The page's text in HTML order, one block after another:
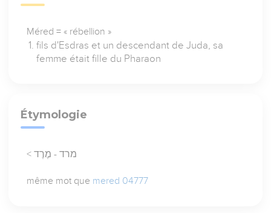
Méred = « rébellion »
fils d'Esdras et un descendant de Juda, sa
femme était fille du Pharaon
Étymologie
< מרד - מֶרֶד
même mot que mered 04777